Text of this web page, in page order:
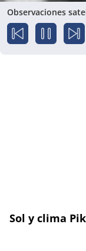
Observaciones
Sol y clima